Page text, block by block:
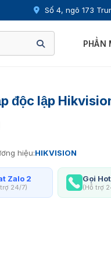
Số 4, ngõ 173
PHẦN
độc lập
hiệu:HIKVISION
Zalo 2
24/7)
Gọi
(Hỗ trợ